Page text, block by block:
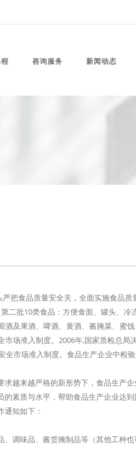
咨询服务 新闻动态
把食品质量安全关，全面实施食品质
二批10类食品：方便食面、罐头、冷
及果酒、啤酒、黄酒、酱腌菜、蜜饯
场准入制度。2006年,国家质检总局
全市场准入制度。食品生产企业中检验
越来越严格的新形势下，食品生产企
素质与水平，帮助食品生产企业达到
知如下：
调味品、酱货腌制品等（其他工种也